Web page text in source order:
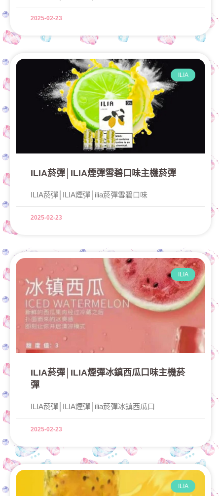
2025-02-23
ILIA
ILIA菸彈│ILIA煙彈雪碧口味主機菸彈
ILIA菸彈│ILIA煙彈│ilia菸彈雪碧口味
2025-02-23
ILIA
ILIA菸彈│ILIA煙彈冰鎮西瓜口味主機菸
彈
ILIA菸彈│ILIA煙彈│ilia菸彈冰鎮西瓜口
2025-02-23
ILIA